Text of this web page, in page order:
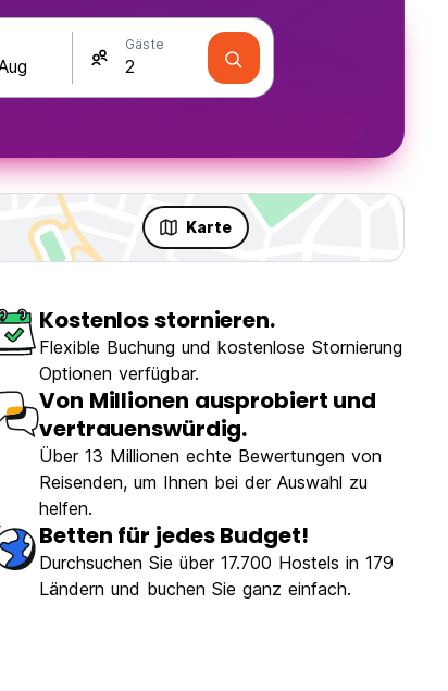
Gäste
Karte
Kostenlos stornieren.
Flexible Buchung und kostenlose Stornierung
Optionen verfügbar.
Von Millionen ausprobiert und
vertrauenswürdig.
Über 13 Millionen echte Bewertungen von
Reisenden, um Ihnen bei der Auswahl zu
helfen.
Betten für jedes Budget!
Durchsuchen Sie über 17.700 Hostels in 179
Ländern und buchen Sie ganz einfach.